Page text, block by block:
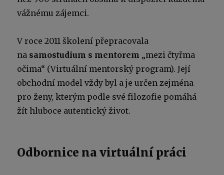
vážnému zájemci.
V roce 2011 školení přepracovala
na samostudium s mentorem „mezi čtyřma
očima“ (Virtuální mentorský program). Její
obchodní model vždy byl a je určen zejména
pro ženy, kterým podle své filozofie pomáhá
žít hluboce autentický život.
Odbornice na virtuální práci